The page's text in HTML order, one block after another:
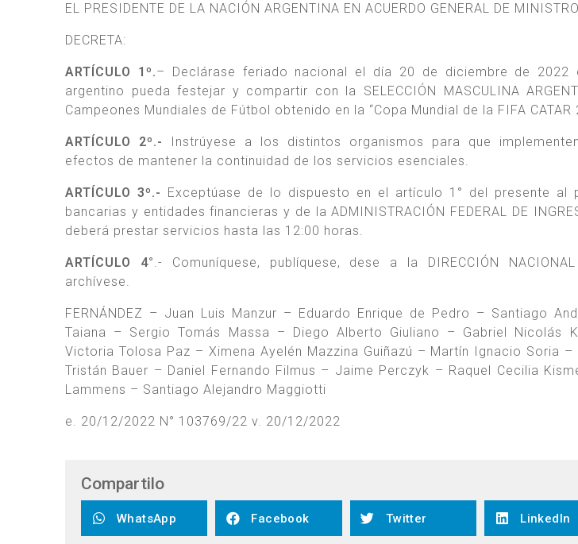
EL PRESIDENTE DE LA NACIÓN ARGENTINA EN ACUERDO GENERAL DE
DECRETA:
ARTÍCULO 1º.– Declárase feriado nacional el día 20 de diciembre de
argentino pueda festejar y compartir con la SELECCIÓN MASCULINA
Campeones Mundiales de Fútbol obtenido en la “Copa Mundial de la FIFA CATAR
ARTÍCULO 2º.-
Instrúyese a los distintos organismos para que
efectos de mantener la continuidad de los servicios esenciales.
ARTÍCULO 3º.- Exceptúase de lo dispuesto en el artículo 1° del presente al
bancarias y entidades financieras y de la ADMINISTRACIÓN FEDERAL DE
deberá prestar servicios hasta las 12:00 horas.
ARTÍCULO 4°.- Comuníquese, publíquese, dese a la DIRECCIÓN
archívese.
FERNÁNDEZ – Juan Luis Manzur – Eduardo Enrique de Pedro – Santiago
Taiana – Sergio Tomás Massa – Diego Alberto Giuliano – Gabriel Nicolás
Victoria Tolosa Paz – Ximena Ayelén Mazzina Guiñazú – Martín Ignacio Soria –
Tristán Bauer – Daniel Fernando Filmus – Jaime Perczyk – Raquel Cecilia
Lammens – Santiago Alejandro Maggiotti
e. 20/12/2022 N° 103769/22 v. 20/12/2022
Compartilo
WhatsApp Facebook Twitter LinkedIn